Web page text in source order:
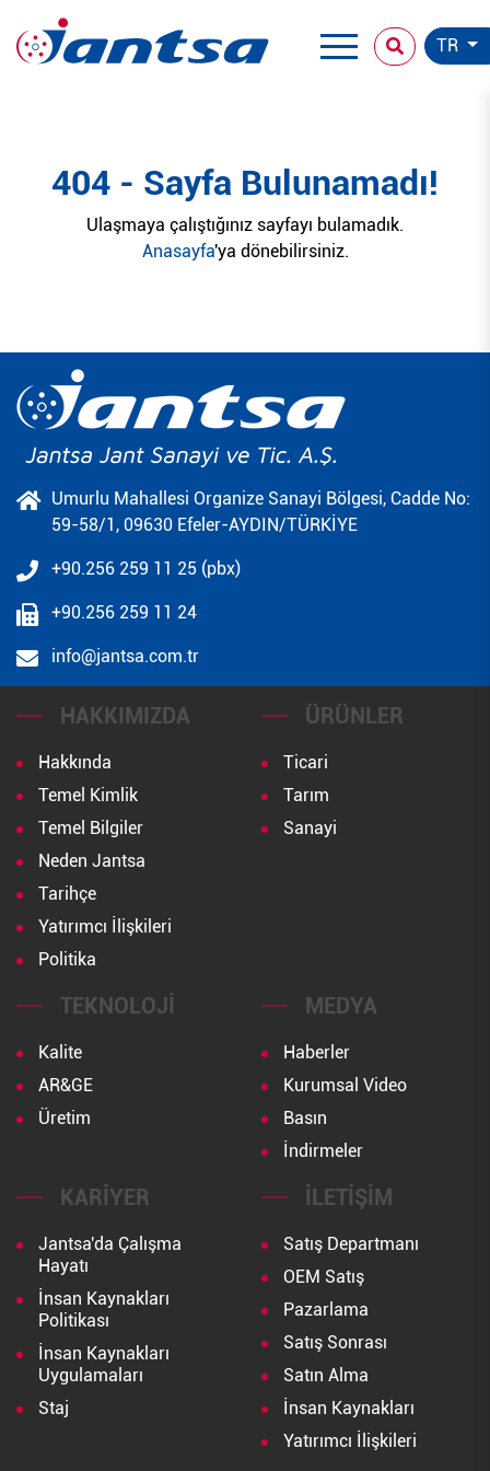
TR
404 - Sayfa Bulunamadı!
Ulaşmaya çalıştığınız sayfayı bulamadık.
Anasayfa'ya dönebilirsiniz.
Umurlu Mahallesi Organize Sanayi Bölgesi, Cadde No:
59-58/1, 09630 Efeler-AYDIN/TÜRKİYE
+90.256 259 11 25 (pbx)
+90.256 259 11 24
info@jantsa.com.tr
HAKKIMIZDA
Hakkında
Temel Kimlik
Temel Bilgiler
Neden Jantsa
Tarihçe
Yatırımcı İlişkileri
Politika
ÜRÜNLER
Ticari
Tarım
Sanayi
TEKNOLOJI
Kalite
AR&GE
Üretim
MEDYA
Haberler
Kurumsal Video
Basın
İndirmeler
KARIYER
Jantsa'da Çalışma
Hayatı
İnsan Kaynakları
Politikası
İnsan Kaynakları
Uygulamaları
Staj
İLETIŞIM
Satış Departmanı
OEM Satış
Pazarlama
Satış Sonrası
Satın Alma
İnsan Kaynakları
Yatırımcı İlişkileri